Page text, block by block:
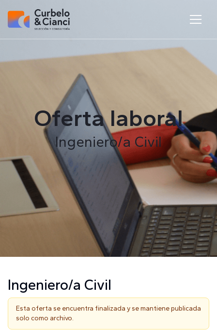
Oferta laboral
Ingeniero/a Civil
Ingeniero/a Civil
Esta oferta se encuentra finalizada y se mantiene publicada
solo como archivo.